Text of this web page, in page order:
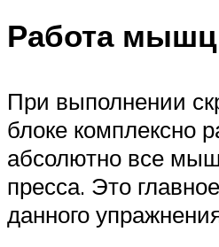
Работа мышц
При выполнении
блоке комплексно
абсолютно все
пресса. Это
данного